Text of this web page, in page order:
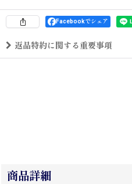
Facebookでシェア
返品特約に関する重要事項
商品詳細